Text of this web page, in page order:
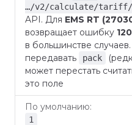
…/v2/calculate/
API. Для EMS RT
возвращает ошибку
в большинстве случаев.
передавать
pack
может перестать
это поле
1